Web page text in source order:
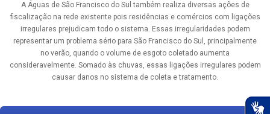
A Águas de São Francisco do Sul também realiza diversas ações de
fiscalização na rede existente pois residências e comércios com ligações
irregulares prejudicam todo o sistema. Essas irregularidades podem
representar um problema sério para São Francisco do Sul, principalmente
no verão, quando o volume de esgoto coletado aumenta
consideravelmente. Somado às chuvas, essas ligações irregulares podem
causar danos no sistema de coleta e tratamento.